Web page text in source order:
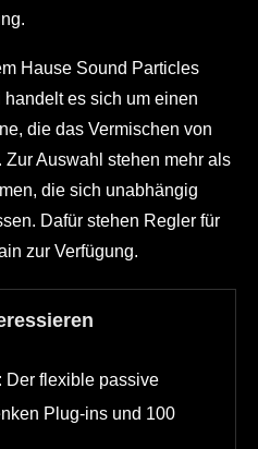
Hause Sound Particles
es sich um einen
die das Vermischen von
Auswahl stehen mehr als
die sich unabhängig
Dafür stehen Regler für
zur Verfügung.
Der flexible passive
Plug-ins und 100